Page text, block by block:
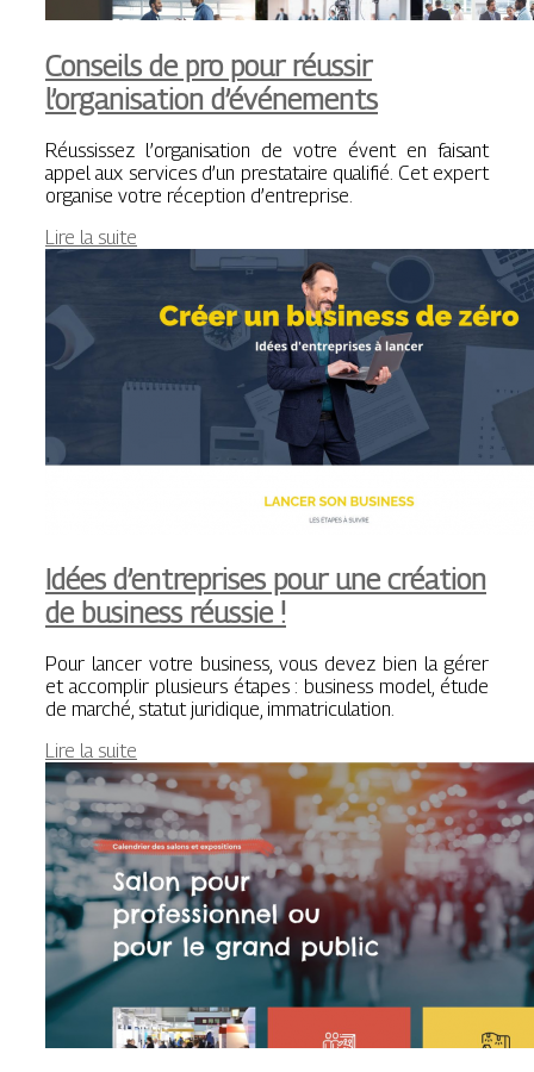
Conseils de pro pour réussir
l’organisation d’événements
Réussissez l’organisation de votre évent en faisant
appel aux services d’un prestataire qualifié. Cet expert
organise votre réception d’entreprise.
Lire la suite
Idées d’entreprises pour une création
de business réussie !
Pour lancer votre business, vous devez bien la gérer
et accomplir plusieurs étapes : business model, étude
de marché, statut juridique, immatriculation.
Lire la suite